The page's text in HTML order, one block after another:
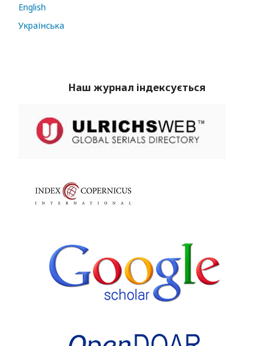
English
Українська
Наш журнал індексується